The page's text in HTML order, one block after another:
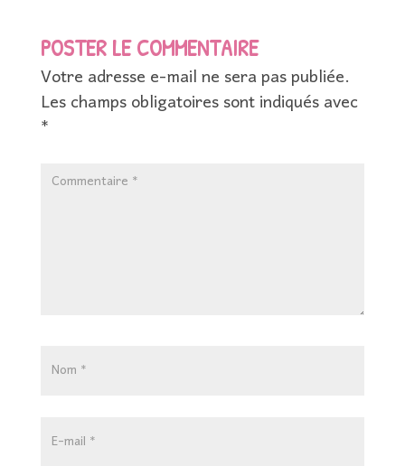
POSTER LE COMMENTAIRE
Votre adresse e-mail ne sera pas publiée.
Les champs obligatoires sont indiqués avec
*